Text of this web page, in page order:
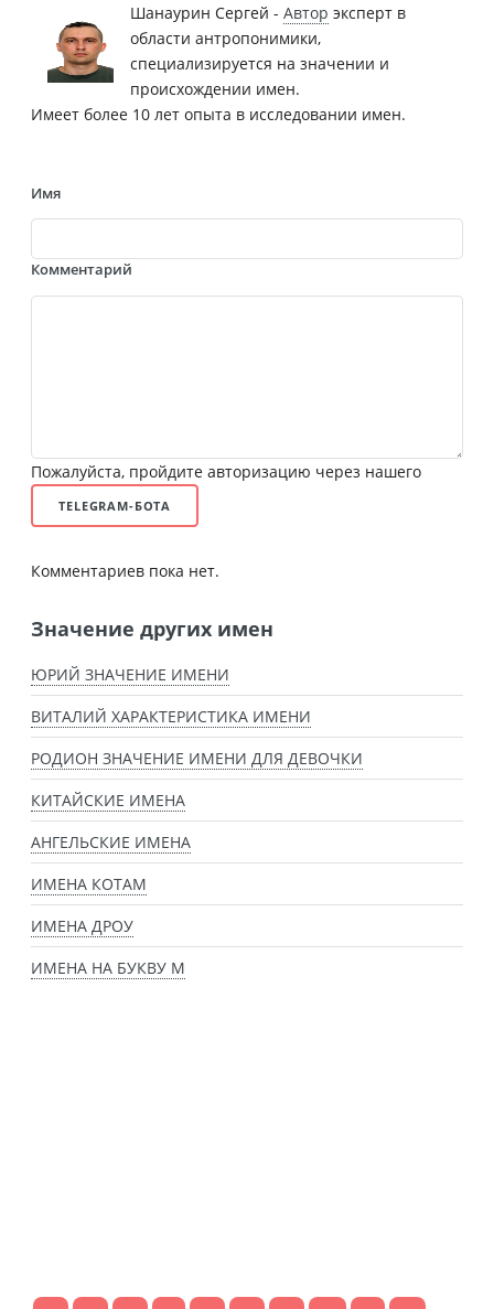
Шанаурин Сергей - Автор эксперт в
области антропонимики,
специализируется на значении и
происхождении имен.
Имеет более 10 лет опыта в исследовании имен.
Имя
Комментарий
Пожалуйста, пройдите авторизацию через нашего
TELEGRAM-БОТА
Комментариев пока нет.
Значение других имен
ЮРИЙ ЗНАЧЕНИЕ ИМЕНИ
ВИТАЛИЙ ХАРАКТЕРИСТИКА ИМЕНИ
РОДИОН ЗНАЧЕНИЕ ИМЕНИ ДЛЯ ДЕВОЧКИ
КИТАЙСКИЕ ИМЕНА
АНГЕЛЬСКИЕ ИМЕНА
ИМЕНА КОТАМ
ИМЕНА ДРОУ
ИМЕНА НА БУКВУ М